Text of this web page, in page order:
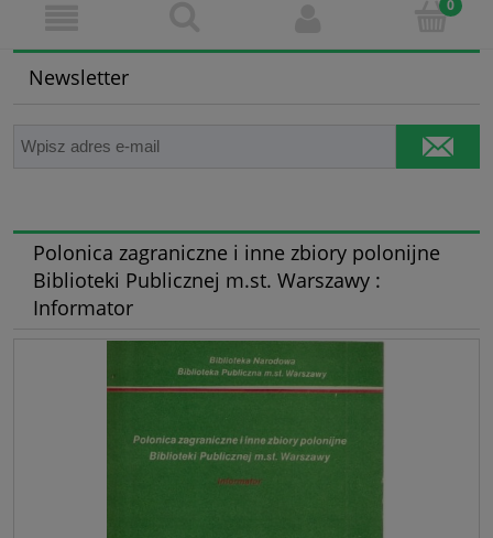
Newsletter
Polonica zagraniczne i inne zbiory polonijne
Biblioteki Publicznej m.st. Warszawy :
Informator